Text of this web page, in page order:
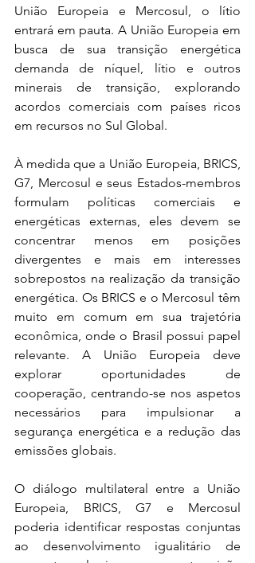
União Europeia e Mercosul, o lítio
entrará em pauta. A União Europeia em
busca de sua transição energética
demanda de níquel, lítio e outros
minerais de transição, explorando
acordos comerciais com países ricos
em recursos no Sul Global.
À medida que a União Europeia, BRICS,
G7, Mercosul e seus Estados-membros
formulam políticas comerciais e
energéticas externas, eles devem se
concentrar menos em posições
divergentes e mais em interesses
sobrepostos na realização da transição
energética. Os BRICS e o Mercosul têm
muito em comum em sua trajetória
econômica, onde o Brasil possui papel
relevante. A União Europeia deve
explorar oportunidades de
cooperação, centrando-se nos aspetos
necessários para impulsionar a
segurança energética e a redução das
emissões globais.
O diálogo multilateral entre a União
Europeia, BRICS, G7 e Mercosul
poderia identificar respostas conjuntas
ao desenvolvimento igualitário de